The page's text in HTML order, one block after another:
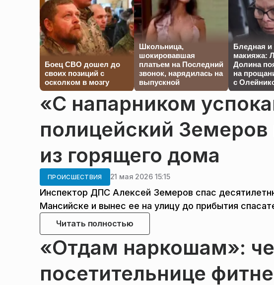
Боец СВО дошел до
своих позиций с
осколком в мозгу
Школьница,
шокировавшая
платьем на Последний
звонок, нарядилась на
выпускной
Бледная и
макияжа:
Долина
на
с
«С напарником
полицейский
из горящего дома
ПРОИСШЕСТВИЯ 21 мая 2026 15:15
Инспектор ДПС Алексей Земеров спас
Мансийске и вынес ее на улицу до прибытия
Читать полностью
«Отдам наркошам»:
посетительнице